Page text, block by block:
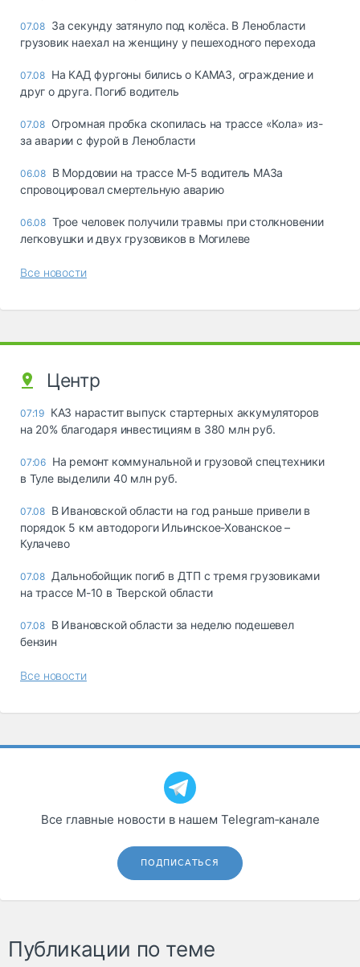
07.08 За секунду затянуло под колёса. В Ленобласти
грузовик наехал на женщину у пешеходного перехода
07.08 На КАД фургоны бились о КАМАЗ, ограждение и
друг о друга. Погиб водитель
07.08 Огромная пробка скопилась на трассе «Кола» из-
за аварии с фурой в Ленобласти
06.08 В Мордовии на трассе М-5 водитель МАЗа
спровоцировал смертельную аварию
06.08 Трое человек получили травмы при столкновении
легковушки и двух грузовиков в Могилеве
Все новости
Центр
07:19 КАЗ нарастит выпуск стартерных аккумуляторов
на 20% благодаря инвестициям в 380 млн руб.
07:06 На ремонт коммунальной и грузовой спецтехники
в Туле выделили 40 млн руб.
07.08 В Ивановской области на год раньше привели в
порядок 5 км автодороги Ильинское-Хованское –
Кулачево
07.08 Дальнобойщик погиб в ДТП с тремя грузовиками
на трассе М-10 в Тверской области
07.08 В Ивановской области за неделю подешевел
бензин
Все новости
Все главные новости в нашем Telegram‑канале
ПОДПИСАТЬСЯ
Публикации по теме